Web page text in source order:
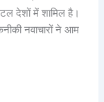
देशों में शामिल है।
नवाचारों ने आम